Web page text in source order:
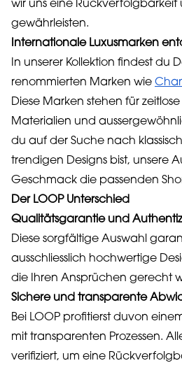
wir uns eine Rückverfolgbarkeit
gewährleisten.
Internationale Luxusmarken
In unserer Kollektion findest du
renommierten Marken wie
Diese Marken stehen für
Materialien und
du auf der Suche nach
trendigen Designs bist, unsere
Geschmack die passenden
Der LOOP Unterschied
Qualitätsgarantie und
Diese sorgfältige Auswahl
ausschliesslich hochwertige
die Ihren Ansprüchen gerecht
Sichere und transparente
Bei LOOP profitierst duvon
mit transparenten Prozessen.
verifiziert, um eine